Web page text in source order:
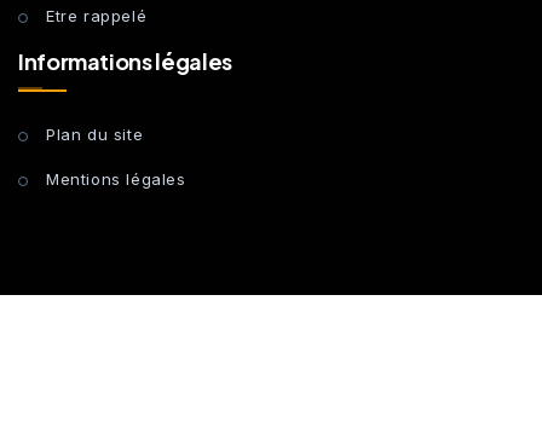
Etre rappelé
Informations légales
Plan du site
Mentions légales